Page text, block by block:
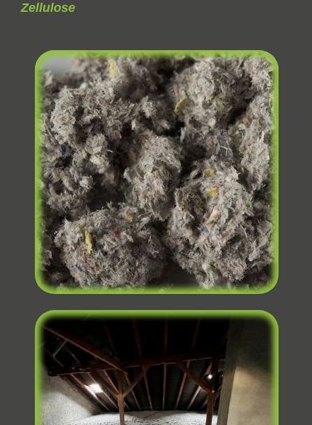
Zellulose